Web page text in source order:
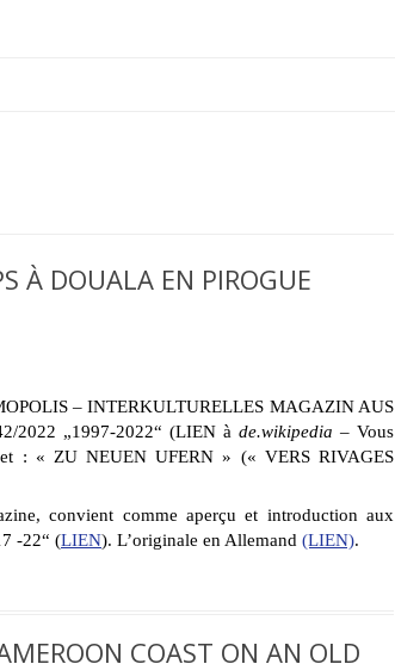
À DOUALA EN PIROGUE
– INTERKULTURELLES MAGAZIN AUS
2022 „1997-2022“ (LIEN à de.wikipedia – Vous
: « ZU NEUEN UFERN » (« VERS RIVAGES
convient comme aperçu et introduction aux
-22“ (LIEN). L’originale en Allemand (LIEN).
COAST ON AN OLD